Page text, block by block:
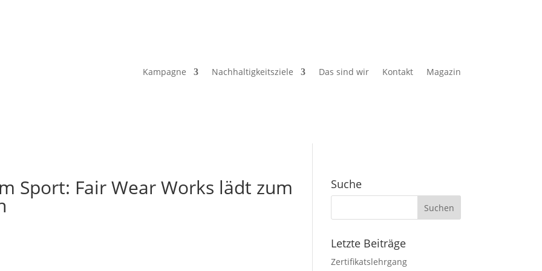
Kampagne Nachhaltigkeitsziele Das sind wir Kontakt Magazin
Sport: Fair Wear Works lädt zum Suche
Letzte Beiträge
Zertifikatslehrgang